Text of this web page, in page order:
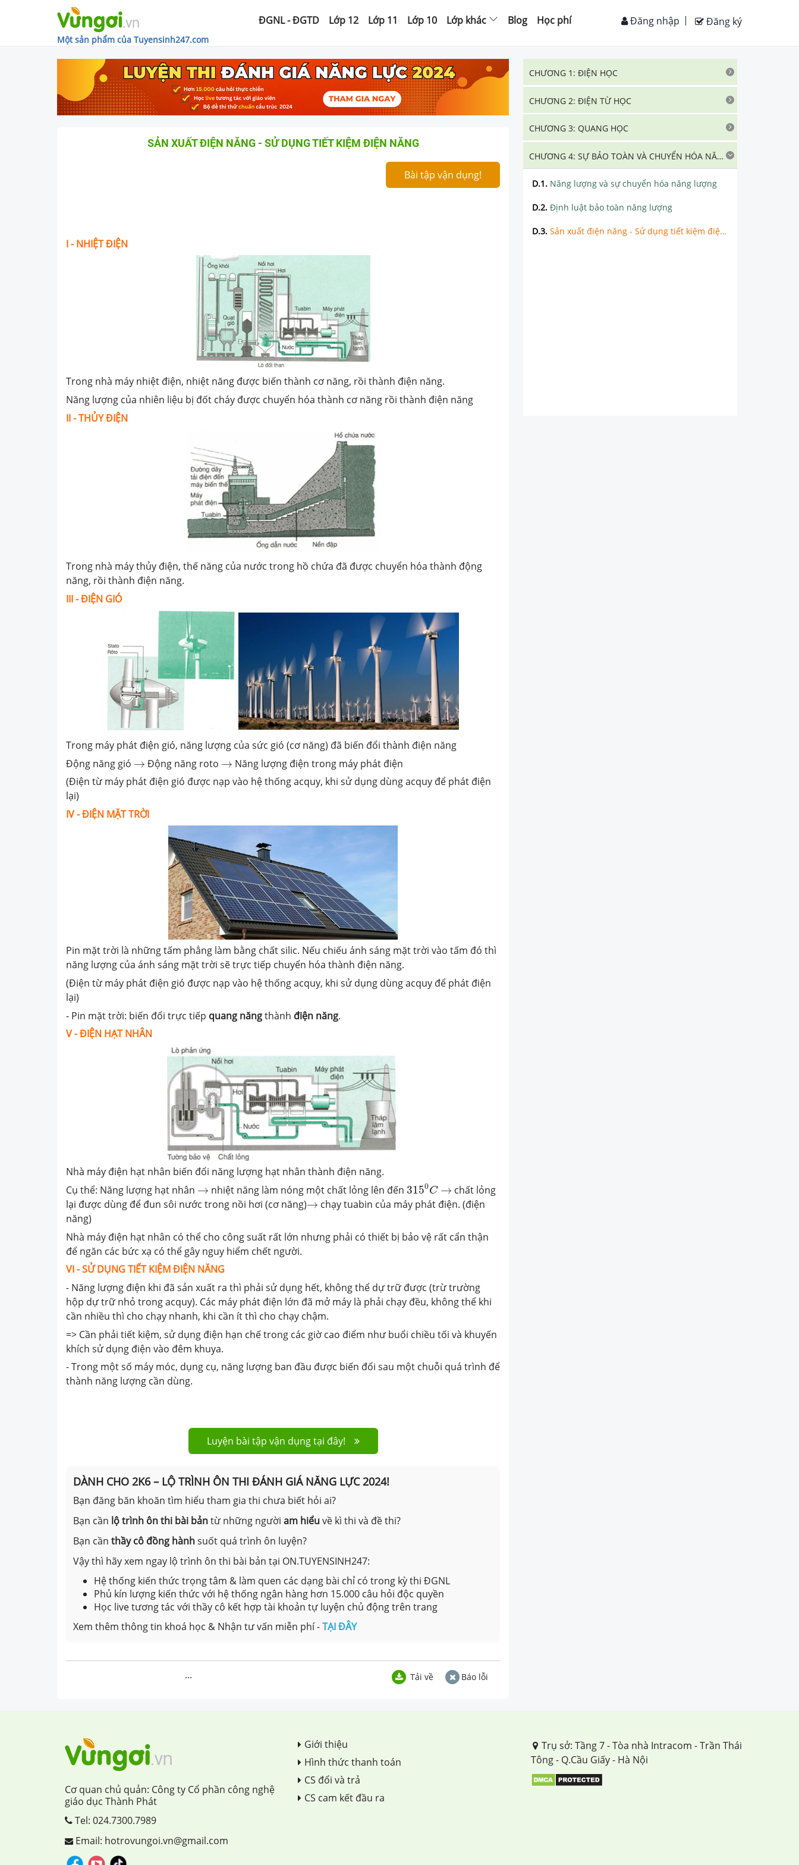
Một sản phẩm của Tuyensinh247.com
ĐGNL - ĐGTD Lớp 12 Lớp 11 Lớp 10 Lớp khác Blog Học phí Đăng ký
Đăng nhập
SẢN XUẤT ĐIỆN NĂNG - SỬ DỤNG TIẾT KIỆM ĐIỆN NĂNG
Bài tập vận dụng!
I -NHIỆT ĐIỆN
Trong nhà máy nhiệt điện, nhiệt năng được biến thành cơ năng, rồi thành điện năng.
Năng lượng của nhiên liệu bị đốt cháy được chuyển hóa thành cơ năng rồi thành điện năng
II -THỦY ĐIỆN
Trong nhà máy thủy điện, thế năng của nước trong hồ chứa đã được chuyển hóa thành động
năng, rồi thành điện năng.
III -ĐIỆN GIÓ
Trong máy phát điện gió, năng lượng của sức gió (cơ năng) đã biến đổi thành điện năng
Động năng gió →
→ Động năng roto →
→ Năng lượng điện trong máy phát điện
(Điện từ máy phát điện gió được nạp vào hệ thống acquy, khi sử dụng dùng acquy để phát điện
lại)
IV -ĐIỆN MẶT TRỜI
Pin mặt trời là những tấm phẳng làm bằng chất silic. Nếu chiếu ánh sáng mặt trời vào tấm đó thì
năng lượng của ánh sáng mặt trời sẽ trực tiếp chuyển hóa thành điện năng.
(Điện từ máy phát điện gió được nạp vào hệ thống acquy, khi sử dụng dùng acquy để phát điện
lại)
- Pin mặt trời: biến đổi trực tiếp quang năngthành điện năng.
V -ĐIỆN HẠT NHÂN
Nhà máy điện hạt nhân biến đổi năng lượng hạt nhân thành điện năng.
Cụ thể: Năng lượng hạt nhân →
→ nhiệt năng làm nóng một chất lỏng lên đến 3150C
3150C →
→ chất lỏng
lại được dùng để đun sôi nước trong nồi hơi (cơ năng)→
→ chạy tuabin của máy phát điện. (điện
năng)
Nhà máy điện hạt nhân có thể cho công suất rất lớn nhưng phải có thiết bị bảo vệ rất cẩn thận
để ngăn các bức xạ có thể gây nguy hiểm chết người.
VI - SỬ DỤNG TIẾT KIỆM ĐIỆN NĂNG
- Năng lượng điện khi đã sản xuất ra thì phải sử dụng hết, không thể dự trữ được (trừ trường
hộp dự trữ nhỏ trong acquy). Các máy phát điện lớn đã mở máy là phải chạy đều, không thể khi
cần nhiều thì cho chạy nhanh, khi cần ít thì cho chạy chậm.
=> Cần phải tiết kiệm, sử dụng điện hạn chế trong các giờ cao điểm như buổi chiều tối và khuyến
khích sử dụng điện vào đêm khuya.
- Trong một số máy móc, dụng cụ, năng lượng ban đầu được biến đổi sau một chuỗi quá trình để
thành năng lượng cần dùng.
Luyện bài tập vận dụng tại đây!
DÀNH CHO 2K6 – LỘ TRÌNH ÔN THI ĐÁNH GIÁ NĂNG LỰC 2024!
Bạn đăng băn khoăn tìm hiểu tham gia thi chưa biết hỏi ai?
Bạn cần lộ trình ôn thi bài bảntừ những người am hiểuvề kì thi và đề thi?
Bạn cần thầy cô đồng hànhsuốt quá trình ôn luyện?
Vậy thì hãy xem ngay lộ trình ôn thi bài bản tại ON.TUYENSINH247:
Hệ thống kiến thức trọng tâm & làm quen các dạng bài chỉ có trong kỳ thi ĐGNL
Phủ kín lượng kiến thức với hệ thống ngân hàng hơn 15.000 câu hỏi độc quyền
Học live tương tác với thầy cô kết hợp tài khoản tự luyện chủ động trên trang
Xem thêm thông tin khoá học & Nhận tư vấn miễn phí -TẠI ĐÂY
... Tải về Báo lỗi
CHƯƠNG 1: ĐIỆN HỌC
CHƯƠNG 2: ĐIỆN TỪ HỌC
CHƯƠNG 3: QUANG HỌC
CHƯƠNG 4: SỰ BẢO TOÀN VÀ CHUYỂN HÓA NĂNG LƯỢNG
D.1. Năng lượng và sự chuyển hóa năng lượng
D.2. Định luật bảo toàn năng lượng
D.3. Sản xuất điện năng - Sử dụng tiết kiệm điện năng
Cơ quan chủ quản: Công ty Cổ phần công nghệ
giáo dục Thành Phát
Tel: 024.7300.7989
Email: hotrovungoi.vn@gmail.com
Giới thiệu
Hình thức thanh toán
CS đổi và trả
CS cam kết đầu ra
Trụ sở: Tầng 7 - Tòa nhà Intracom - Trần Thái
Tông - Q.Cầu Giấy - Hà Nội